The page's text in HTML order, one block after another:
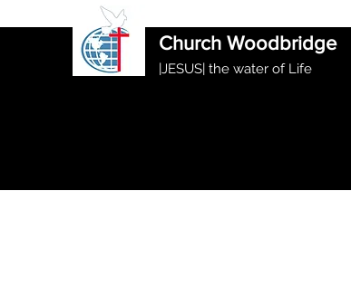
Church Woodbridge
|JESUS| the water of Life